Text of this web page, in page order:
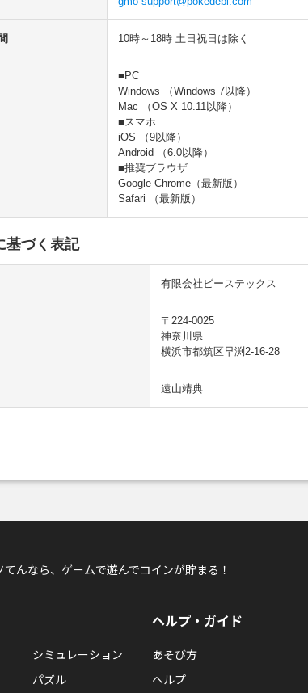
10時～18時 土日祝日は除く
■PC
Windows （Windows 7以降）
Mac （OS X 10.11以降）
■スマホ
iOS （9以降）
Android （6.0以降）
■推奨ブラウザ
Google Chrome（最新版）
Safari （最新版）
基づく表記
有限会社ビーステックス
〒224-0025
神奈川県
横浜市都筑区早渕2-16-28
遠山靖典
てんなら、ゲームで遊んでコインが貯まる！
シミュレーション
パズル
ヘルプ・ガイド
あそび方
ヘルプ